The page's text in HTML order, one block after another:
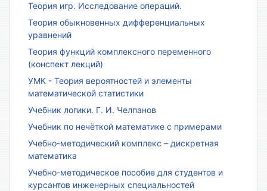
Теория игр. Исследование операций.
Теория обыкновенных дифференциальных
уравнений
Теория функций комплексного переменного
(конспект лекций)
УМК - Теория вероятностей и элементы
математической статистики
Учебник логики. Г. И. Челпанов
Учебник по нечёткой математике с примерами
Учебно-методический комплекс – дискретная
математика
Учебно-методическое пособие для студентов и
курсантов инженерных специальностей